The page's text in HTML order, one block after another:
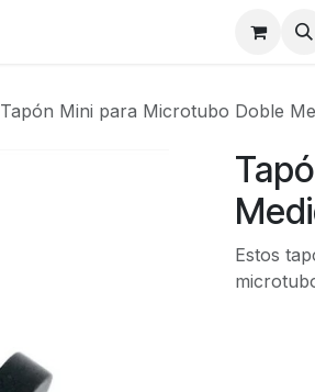
Tapón Mini para Microtubo Doble
Estos